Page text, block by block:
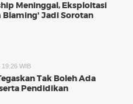
Meninggal, Eksploitasi
Jadi Sorotan
19:26 WIB
Tak Boleh Ada
Pendidikan